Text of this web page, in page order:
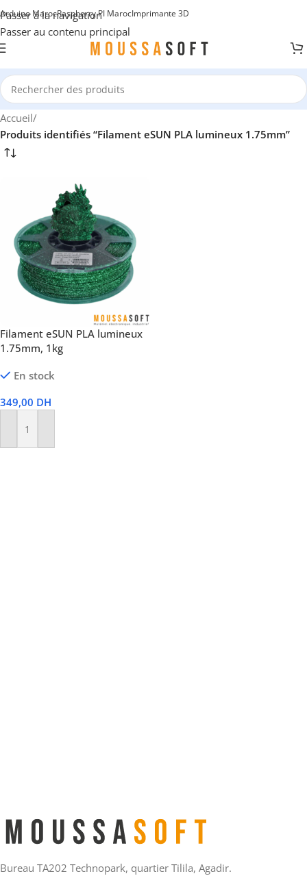
Passer à la navigation
Passer au contenu principal
Arduino MarocRaspberry PI MarocImprimante 3D
Accueil/
Produits identifiés “Filament eSUN PLA lumineux 1.75mm”
Filament eSUN PLA lumineux
1.75mm, 1kg
En stock
349,00 DH
Ajouter Au Panier
Bureau TA202 Technopark, quartier Tilila, Agadir.